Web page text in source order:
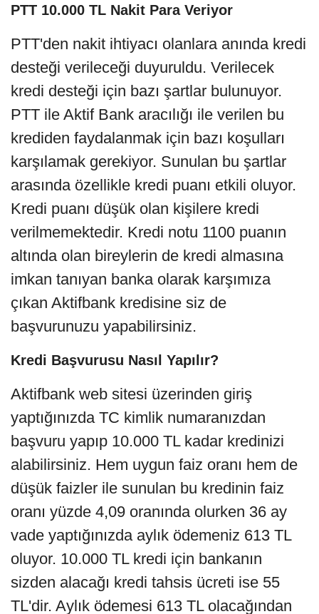
PTT 10.000 TL Nakit Para Veriyor
PTT'den nakit ihtiyacı olanlara anında kredi
desteği verileceği duyuruldu. Verilecek
kredi desteği için bazı şartlar bulunuyor.
PTT ile Aktif Bank aracılığı ile verilen bu
krediden faydalanmak için bazı koşulları
karşılamak gerekiyor. Sunulan bu şartlar
arasında özellikle kredi puanı etkili oluyor.
Kredi puanı düşük olan kişilere kredi
verilmemektedir. Kredi notu 1100 puanın
altında olan bireylerin de kredi almasına
imkan tanıyan banka olarak karşımıza
çıkan Aktifbank kredisine siz de
başvurunuzu yapabilirsiniz.
Kredi Başvurusu Nasıl Yapılır?
Aktifbank web sitesi üzerinden giriş
yaptığınızda TC kimlik numaranızdan
başvuru yapıp 10.000 TL kadar kredinizi
alabilirsiniz. Hem uygun faiz oranı hem de
düşük faizler ile sunulan bu kredinin faiz
oranı yüzde 4,09 oranında olurken 36 ay
vade yaptığınızda aylık ödemeniz 613 TL
oluyor. 10.000 TL kredi için bankanın
sizden alacağı kredi tahsis ücreti ise 55
TL'dir. Aylık ödemesi 613 TL olacağından